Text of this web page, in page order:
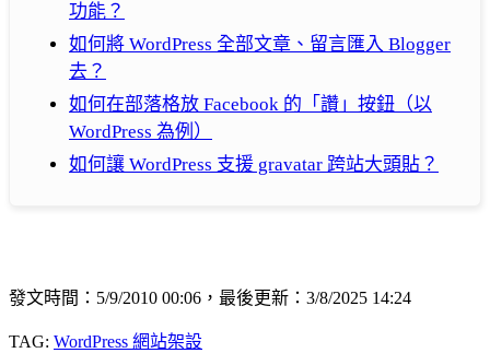
功能？
如何將 WordPress 全部文章、留言匯入 Blogger
去？
如何在部落格放 Facebook 的「讚」按鈕（以
WordPress 為例）
如何讓 WordPress 支援 gravatar 跨站大頭貼？
發文時間：5/9/2010 00:06，最後更新：3/8/2025 14:24
TAG: WordPress 網站架設